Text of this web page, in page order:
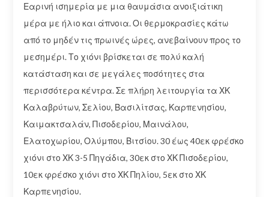
Εαρινή ισημερία με μια θαυμάσια ανοιξιάτικη
μέρα με ήλιο και άπνοια. Οι θερμοκρασίες κάτω
από το μηδέν τις πρωινές ώρες, ανεβαίνουν προς το
μεσημέρι. Το χιόνι βρίσκεται σε πολύ καλή
κατάσταση και σε μεγάλες ποσότητες στα
περισσότερα κέντρα. Σε πλήρη λειτουργία τα ΧΚ
Καλαβρύτων, Σελίου, Βασιλίτσας, Καρπενησίου,
Καιμακτσαλάν, Πισοδερίου, Μαινάλου,
Ελατοχωρίου, Ολύμπου, Βιτσίου. 30 έως 40εκ φρέσκο
χιόνι στο ΧΚ 3-5 Πηγάδια, 30εκ στο ΧΚ Πισοδερίου,
10εκ φρέσκο χιόνι στο ΧΚ Πηλίου, 5εκ στο ΧΚ
Καρπενησίου.